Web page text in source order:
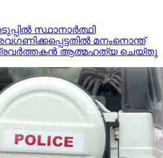
സ്ഥാനാര്‍ത്ഥി
മനംനൊന്ത്
ആത്മഹത്യ ചെയ്തു